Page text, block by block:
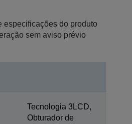
especificações do produto
sem aviso prévio
Tecnologia 3LCD,
Obturador de